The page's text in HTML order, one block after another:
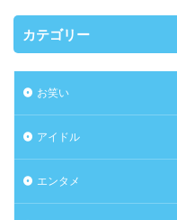
カテゴリー
お笑い
アイドル
エンタメ